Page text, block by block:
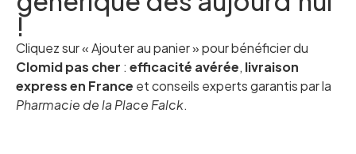
!
Cliquez sur « Ajouter au panier » pour bénéficier du
Clomid pas cher : efficacité avérée, livraison
express en France et conseils experts garantis par la
Pharmacie de la Place Falck.